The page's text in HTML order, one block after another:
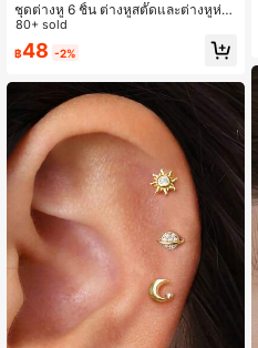
ชุดต่างหู 6 ชิ้น ต่างหูสตั๊ดและต่างหูห่วง
ประดับคิวบิกเซอร์โคเนียอย่างประณีต
ต่างหูทองแดงไม่ก่อให้เกิดอาการแพ้ สา
มารถสวมซ้อนกันได้ ชุดต่างหูน่ารัก เห
80+ sold
฿48 -2%